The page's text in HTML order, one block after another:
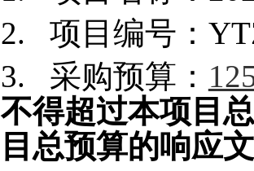
2.
项目编号：
3.
采购预算：
不得超过本项目
目总预算的响应